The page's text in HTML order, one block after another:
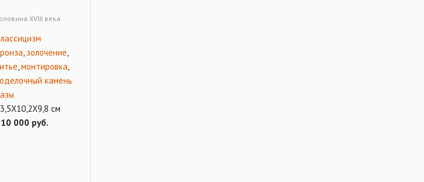
XVIII века
, золочение,
,монтировка,
камень
см
000 руб.